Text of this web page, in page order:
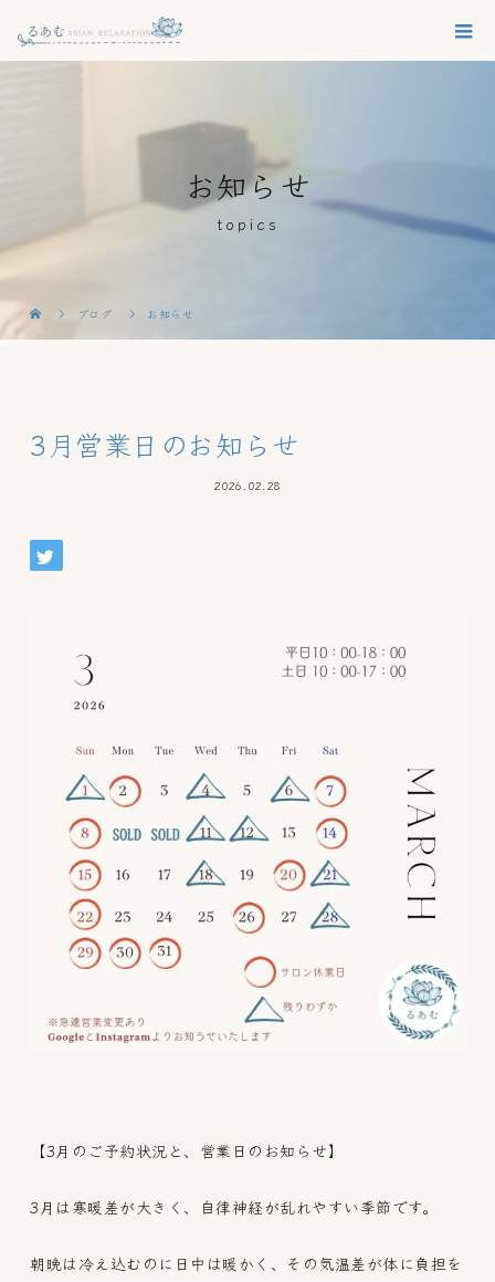
お知らせ
topics
ブログ お知らせ
3月営業日のお知らせ
2026.02.28
【3月のご予約状況と、営業日のお知らせ】
3月は寒暖差が大きく、自律神経が乱れやすい季節です。
朝晩は冷え込むのに日中は暖かく、その気温差が体に負担を